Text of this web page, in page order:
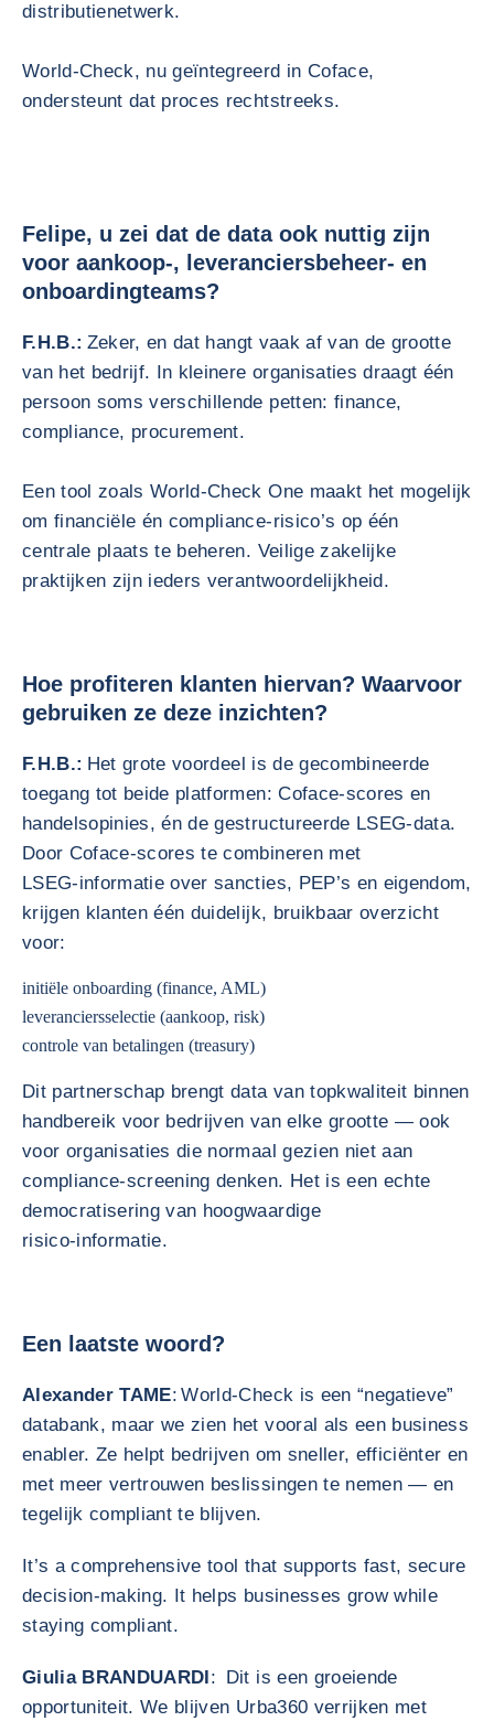
distributienetwerk.
World‑Check, nu geïntegreerd in Coface,
ondersteunt dat proces rechtstreeks.
Felipe, u zei dat de data ook nuttig zijn
voor aankoop-, leveranciersbeheer- en
onboardingteams?
F.H.B.: Zeker, en dat hangt vaak af van de grootte
van het bedrijf. In kleinere organisaties draagt één
persoon soms verschillende petten: finance,
compliance, procurement.
Een tool zoals World‑Check One maakt het mogelijk
om financiële én compliance‑risico’s op één
centrale plaats te beheren. Veilige zakelijke
praktijken zijn ieders verantwoordelijkheid.
Hoe profiteren klanten hiervan? Waarvoor
gebruiken ze deze inzichten?
F.H.B.: Het grote voordeel is de gecombineerde
toegang tot beide platformen: Coface‑scores en
handelsopinies, én de gestructureerde LSEG‑data.
Door Coface‑scores te combineren met
LSEG‑informatie over sancties, PEP’s en eigendom,
krijgen klanten één duidelijk, bruikbaar overzicht
voor:
initiële onboarding (finance, AML)
leveranciersselectie (aankoop, risk)
controle van betalingen (treasury)
Dit partnerschap brengt data van topkwaliteit binnen
handbereik voor bedrijven van elke grootte — ook
voor organisaties die normaal gezien niet aan
compliance‑screening denken. Het is een echte
democratisering van hoogwaardige
risico‑informatie.
Een laatste woord?
Alexander TAME: World‑Check is een “negatieve”
databank, maar we zien het vooral als een business
enabler. Ze helpt bedrijven om sneller, efficiënter en
met meer vertrouwen beslissingen te nemen — en
tegelijk compliant te blijven.
It’s a comprehensive tool that supports fast, secure
decision-making. It helps businesses grow while
staying compliant.
Giulia BRANDUARDI: Dit is een groeiende
opportuniteit. We blijven Urba360 verrijken met